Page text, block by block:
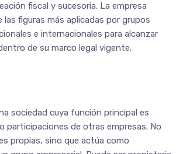
fiscal y sucesoria. La empresa
las figuras más aplicadas por grupos
e internacionales para alcanzar
de su marco legal vigente.
sociedad cuya función principal es
participaciones de otras empresas. No
propias, sino que actúa como